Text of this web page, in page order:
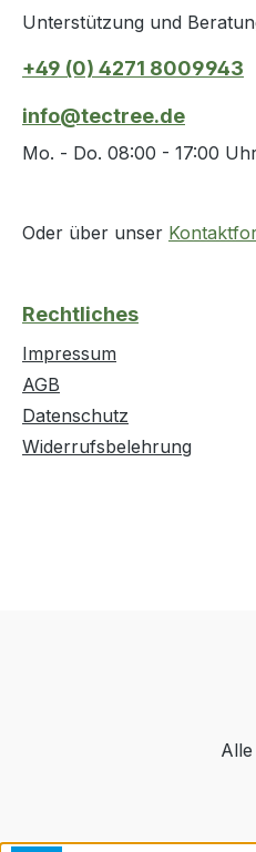
Unterstützung und
+49 (0) 4271 8009943
info@tectree.de
Mo. - Do. 08:00 - 17:00
Oder über unser
Rechtliches
Impressum
AGB
Datenschutz
Widerrufsbelehrung